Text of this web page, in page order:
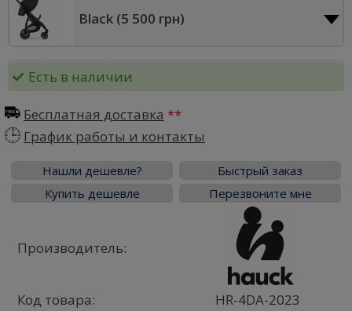
Black (5 500 грн)
Есть в наличии
Бесплатная доставка
График работы и контакты
Нашли дешевле?
Быстрый заказ
Купить дешевле
Перезвоните мне
Производитель:
Код товара: HR-4DA-2023